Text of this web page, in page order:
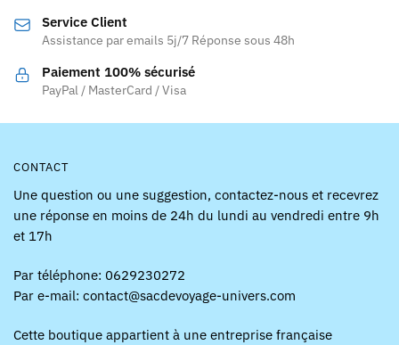
choisies
sur
la
page
Service Client
Assistance par emails 5j/7 Réponse sous 48h
Paiement 100% sécurisé
PayPal / MasterCard / Visa
CONTACT
Une question ou une suggestion, contactez-nous et recevrez
une réponse en moins de 24h du lundi au vendredi entre 9h
et 17h
Par téléphone: 0629230272
Par e-mail: contact@sacdevoyage-univers.com
Cette boutique appartient à une entreprise française